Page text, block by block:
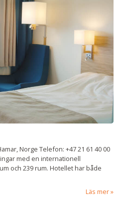
Norge Telefon: +47 21 61 40 00
med en internationell
och 239 rum. Hotellet har både
Läs mer